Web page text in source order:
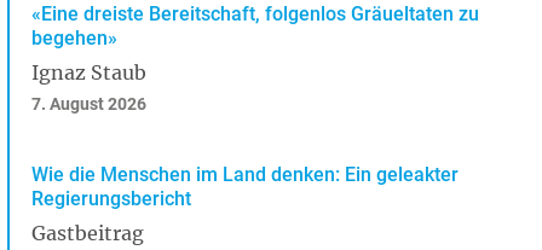
«Eine dreiste Bereitschaft, folgenlos Gräueltaten zu
begehen»
Ignaz Staub
7. August 2026
Wie die Menschen im Land denken: Ein geleakter
Regierungsbericht
Gastbeitrag